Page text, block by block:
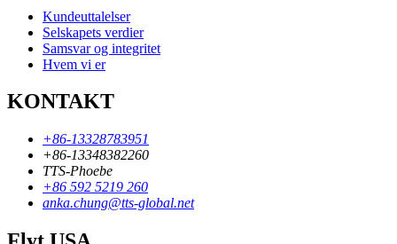
Kundeuttalelser
Selskapets verdier
Samsvar og integritet
Hvem vi er
KONTAKT
+86-13328783951
+86-13348382260
TTS-Phoebe
+86 592 5219 260
anka.chung@tts-global.net